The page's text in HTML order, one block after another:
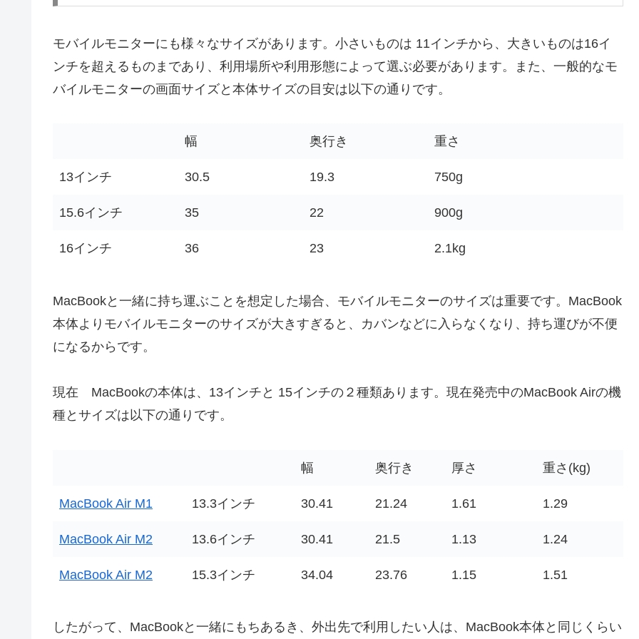
モバイルモニターにも様々なサイズがあります。小さいものは 11インチから、大きいものは16イ
ンチを超えるものまであり、利用場所や利用形態によって選ぶ必要があります。また、一般的なモ
バイルモニターの画面サイズと本体サイズの目安は以下の通りです。
幅 奥行き 重さ
13インチ 30.5 19.3 750g
15.6インチ 35 22 900g
16インチ 36 23 2.1kg
MacBookと一緒に持ち運ぶことを想定した場合、モバイルモニターのサイズは重要です。MacBook
本体よりモバイルモニターのサイズが大きすぎると、カバンなどに入らなくなり、持ち運びが不便
になるからです。
現在 MacBookの本体は、13インチと 15インチの２種類あります。現在発売中のMacBook Airの機
種とサイズは以下の通りです。
幅 奥行き 厚さ 重さ(kg)
MacBook Air M1 13.3インチ 30.41 21.24 1.61 1.29
MacBook Air M2 13.6インチ 30.41 21.5 1.13 1.24
MacBook Air M2 15.3インチ 34.04 23.76 1.15 1.51
したがって、MacBookと一緒にもちあるき、外出先で利用したい人は、MacBook本体と同じくらい